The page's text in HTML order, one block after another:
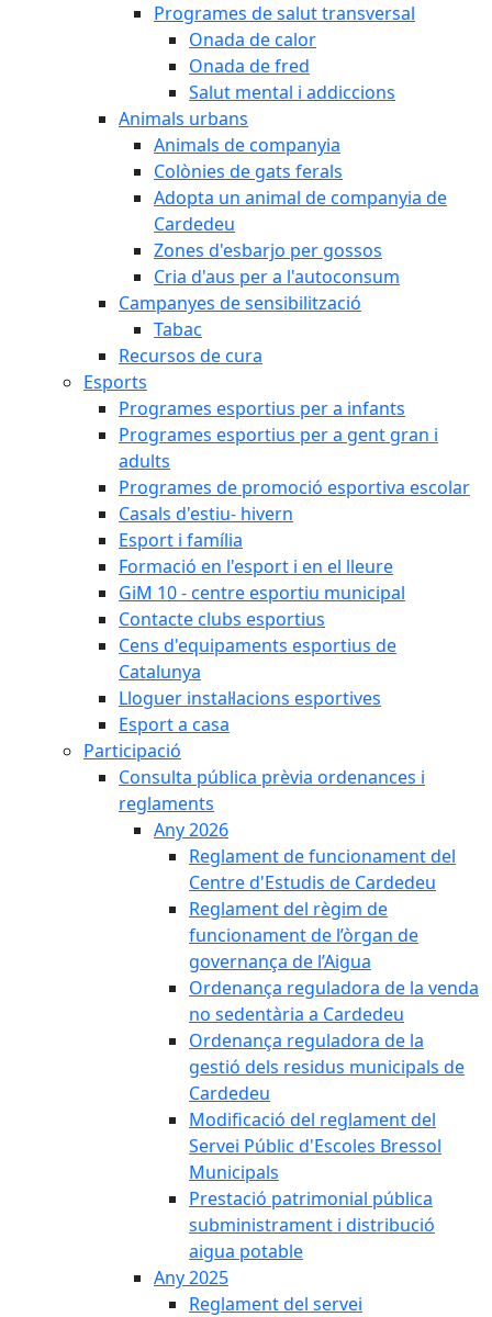
Programes de salut transversal
Onada de calor
Onada de fred
Salut mental i addiccions
Animals urbans
Animals de companyia
Colònies de gats ferals
Adopta un animal de companyia de
Cardedeu
Zones d'esbarjo per gossos
Cria d'aus per a l'autoconsum
Campanyes de sensibilització
Tabac
Recursos de cura
Esports
Programes esportius per a infants
Programes esportius per a gent gran i
adults
Programes de promoció esportiva escolar
Casals d'estiu- hivern
Esport i família
Formació en l'esport i en el lleure
GiM 10 - centre esportiu municipal
Contacte clubs esportius
Cens d'equipaments esportius de
Catalunya
Lloguer instal·lacions esportives
Esport a casa
Participació
Consulta pública prèvia ordenances i
reglaments
Any 2026
Reglament de funcionament del
Centre d'Estudis de Cardedeu
Reglament del règim de
funcionament de l’òrgan de
governança de l’Aigua
Ordenança reguladora de la venda
no sedentària a Cardedeu
Ordenança reguladora de la
gestió dels residus municipals de
Cardedeu
Modificació del reglament del
Servei Públic d'Escoles Bressol
Municipals
Prestació patrimonial pública
subministrament i distribució
aigua potable
Any 2025
Reglament del servei